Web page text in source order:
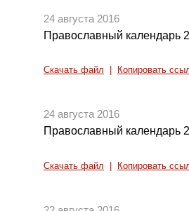
24 августа 2016
Православный календарь
Скачать файл Копировать
24 августа 2016
Православный календарь
Скачать файл Копировать